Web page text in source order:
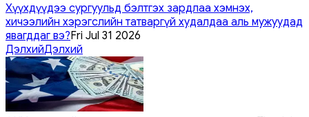
Хүүхдүүдээ сургуульд бэлтгэх зардлаа хэмнэх,
хичээлийн хэрэгслийн татваргүй худалдаа аль мужуудад
явагддаг вэ?Fri Jul 31 2026
ДэлхийДэлхий